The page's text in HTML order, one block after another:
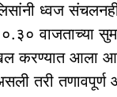
ध्वज
वाजताच्या
करण्यात आला
तरी तणावपूर्ण